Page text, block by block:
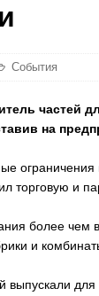
События
частей
на
торговую и
более чем
и
выпускали